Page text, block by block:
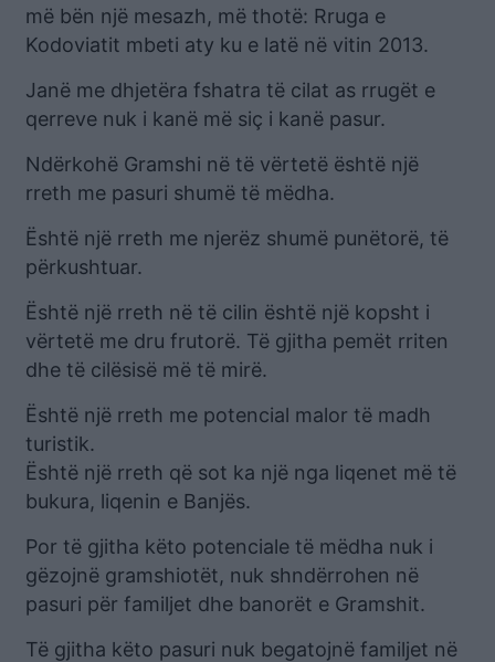
më bën një mesazh, më thotë: Rruga e
Kodoviatit mbeti aty ku e latë në vitin 2013.
Janë me dhjetëra fshatra të cilat as rrugët e
qerreve nuk i kanë më siç i kanë pasur.
Ndërkohë Gramshi në të vërtetë është një
rreth me pasuri shumë të mëdha.
Është një rreth me njerëz shumë punëtorë, të
përkushtuar.
Është një rreth në të cilin është një kopsht i
vërtetë me dru frutorë. Të gjitha pemët rriten
dhe të cilësisë më të mirë.
Është një rreth me potencial malor të madh
turistik.
Është një rreth që sot ka një nga liqenet më të
bukura, liqenin e Banjës.
Por të gjitha këto potenciale të mëdha nuk i
gëzojnë gramshiotët, nuk shndërrohen në
pasuri për familjet dhe banorët e Gramshit.
Të gjitha këto pasuri nuk begatojnë familjet në